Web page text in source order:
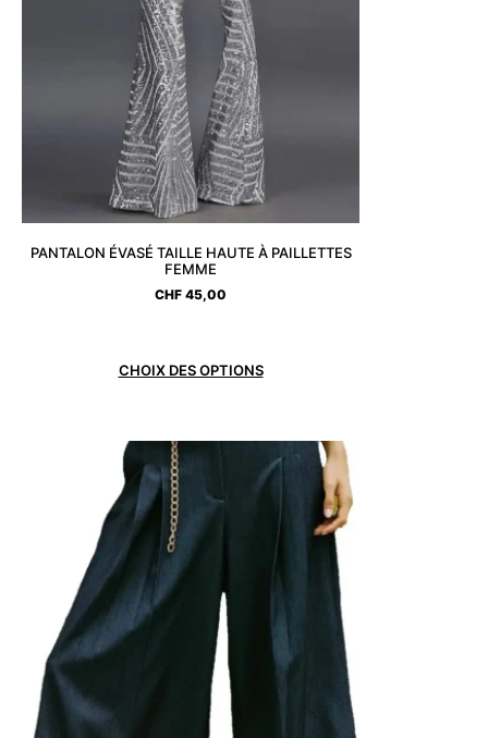
PANTALON ÉVASÉ TAILLE HAUTE À PAILLETTES
FEMME
CHF 45,00
CHOIX DES OPTIONS